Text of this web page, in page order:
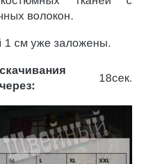
волокон.
1 см уже заложены.
18сек.